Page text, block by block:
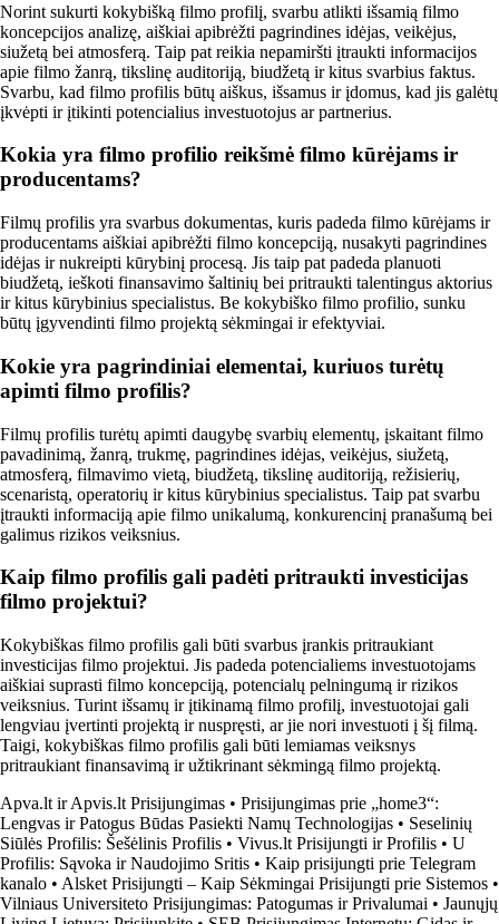
Norint sukurti kokybišką filmo profilį, svarbu atlikti išsamią filmo
koncepcijos analizę, aiškiai apibrėžti pagrindines idėjas, veikėjus,
siužetą bei atmosferą. Taip pat reikia nepamiršti įtraukti informacijos
apie filmo žanrą, tikslinę auditoriją, biudžetą ir kitus svarbius faktus.
Svarbu, kad filmo profilis būtų aiškus, išsamus ir įdomus, kad jis galėtų
įkvėpti ir įtikinti potencialius investuotojus ar partnerius.
Kokia yra filmo profilio reikšmė filmo kūrėjams ir
producentams?
Filmų profilis yra svarbus dokumentas, kuris padeda filmo kūrėjams ir
producentams aiškiai apibrėžti filmo koncepciją, nusakyti pagrindines
idėjas ir nukreipti kūrybinį procesą. Jis taip pat padeda planuoti
biudžetą, ieškoti finansavimo šaltinių bei pritraukti talentingus aktorius
ir kitus kūrybinius specialistus. Be kokybiško filmo profilio, sunku
būtų įgyvendinti filmo projektą sėkmingai ir efektyviai.
Kokie yra pagrindiniai elementai, kuriuos turėtų
apimti filmo profilis?
Filmų profilis turėtų apimti daugybę svarbių elementų, įskaitant filmo
pavadinimą, žanrą, trukmę, pagrindines idėjas, veikėjus, siužetą,
atmosferą, filmavimo vietą, biudžetą, tikslinę auditoriją, režisierių,
scenaristą, operatorių ir kitus kūrybinius specialistus. Taip pat svarbu
įtraukti informaciją apie filmo unikalumą, konkurencinį pranašumą bei
galimus rizikos veiksnius.
Kaip filmo profilis gali padėti pritraukti investicijas
filmo projektui?
Kokybiškas filmo profilis gali būti svarbus įrankis pritraukiant
investicijas filmo projektui. Jis padeda potencialiems investuotojams
aiškiai suprasti filmo koncepciją, potencialų pelningumą ir rizikos
veiksnius. Turint išsamų ir įtikinamą filmo profilį, investuotojai gali
lengviau įvertinti projektą ir nuspręsti, ar jie nori investuoti į šį filmą.
Taigi, kokybiškas filmo profilis gali būti lemiamas veiksnys
pritraukiant finansavimą ir užtikrinant sėkmingą filmo projektą.
Apva.lt ir Apvis.lt Prisijungimas • Prisijungimas prie „home3“:
Lengvas ir Patogus Būdas Pasiekti Namų Technologijas • Seselinių
Siūlės Profilis: Šešėlinis Profilis • Vivus.lt Prisijungti ir Profilis • U
Profilis: Sąvoka ir Naudojimo Sritis • Kaip prisijungti prie Telegram
kanalo • Alsket Prisijungti – Kaip Sėkmingai Prisijungti prie Sistemos •
Vilniaus Universiteto Prisijungimas: Patogumas ir Privalumai • Jaunųjų